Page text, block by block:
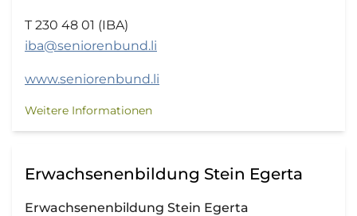
T 230 48 01 (IBA)
iba@seniorenbund.li
www.seniorenbund.li
Weitere Informationen
Erwachsenenbildung Stein Egerta
Erwachsenenbildung Stein Egerta